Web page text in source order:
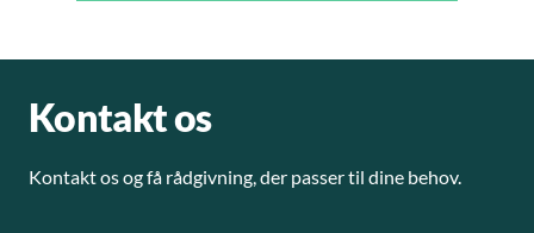
Kontakt os
Kontakt os og få rådgivning, der passer til dine behov.